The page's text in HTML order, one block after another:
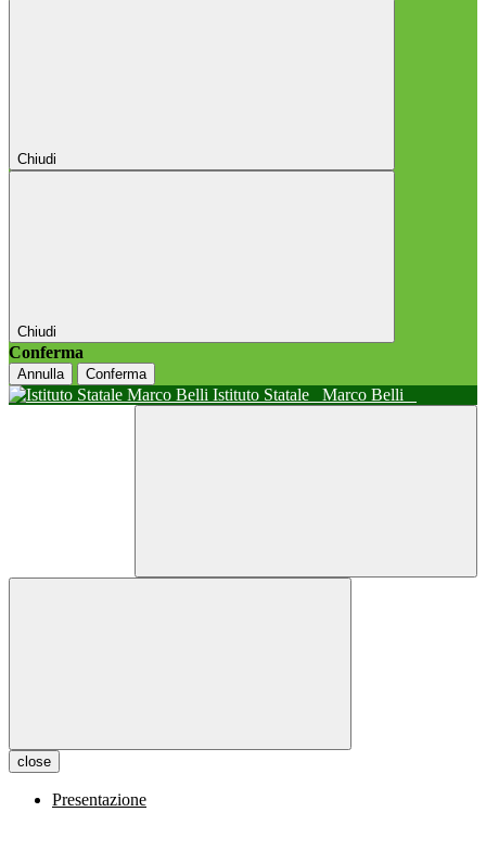
Chiudi
Chiudi
Conferma
Annulla Conferma
Istituto Statale Marco Belli
close
Presentazione